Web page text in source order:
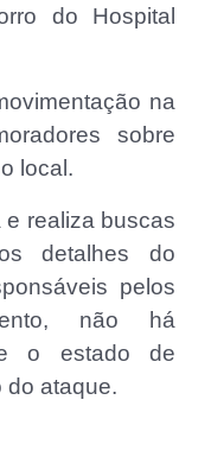
do Hospital
na
sobre
local.
e realiza buscas
detalhes do
pelos
não há
o estado de
do ataque.